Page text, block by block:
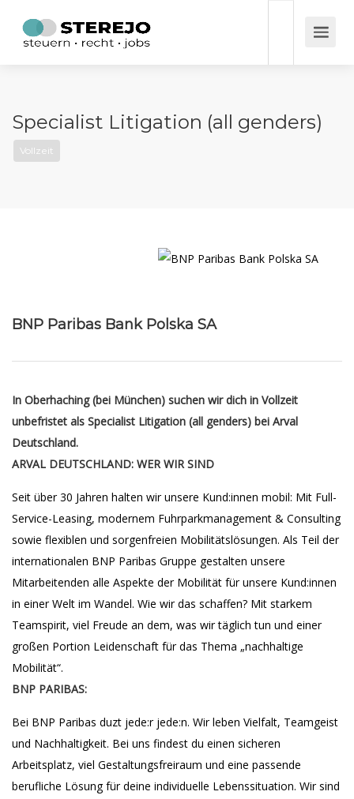
Specialist Litigation (all genders)
Vollzeit
BNP Paribas Bank Polska SA
In Oberhaching (bei München) suchen wir dich in Vollzeit
unbefristet als Specialist Litigation (all genders) bei Arval
Deutschland.
ARVAL DEUTSCHLAND: WER WIR SIND
Seit über 30 Jahren halten wir unsere Kund:innen mobil: Mit Full-
Service-Leasing, modernem Fuhrparkmanagement & Consulting
sowie flexiblen und sorgenfreien Mobilitätslösungen. Als Teil der
internationalen BNP Paribas Gruppe gestalten unsere
Mitarbeitenden alle Aspekte der Mobilität für unsere Kund:innen
in einer Welt im Wandel. Wie wir das schaffen? Mit starkem
Teamspirit, viel Freude an dem, was wir täglich tun und einer
großen Portion Leidenschaft für das Thema „nachhaltige
Mobilität“.
BNP PARIBAS:
Bei BNP Paribas duzt jede:r jede:n. Wir leben Vielfalt, Teamgeist
und Nachhaltigkeit. Bei uns findest du einen sicheren
Arbeitsplatz, viel Gestaltungsfreiraum und eine passende
berufliche Lösung für deine individuelle Lebenssituation. Wir sind